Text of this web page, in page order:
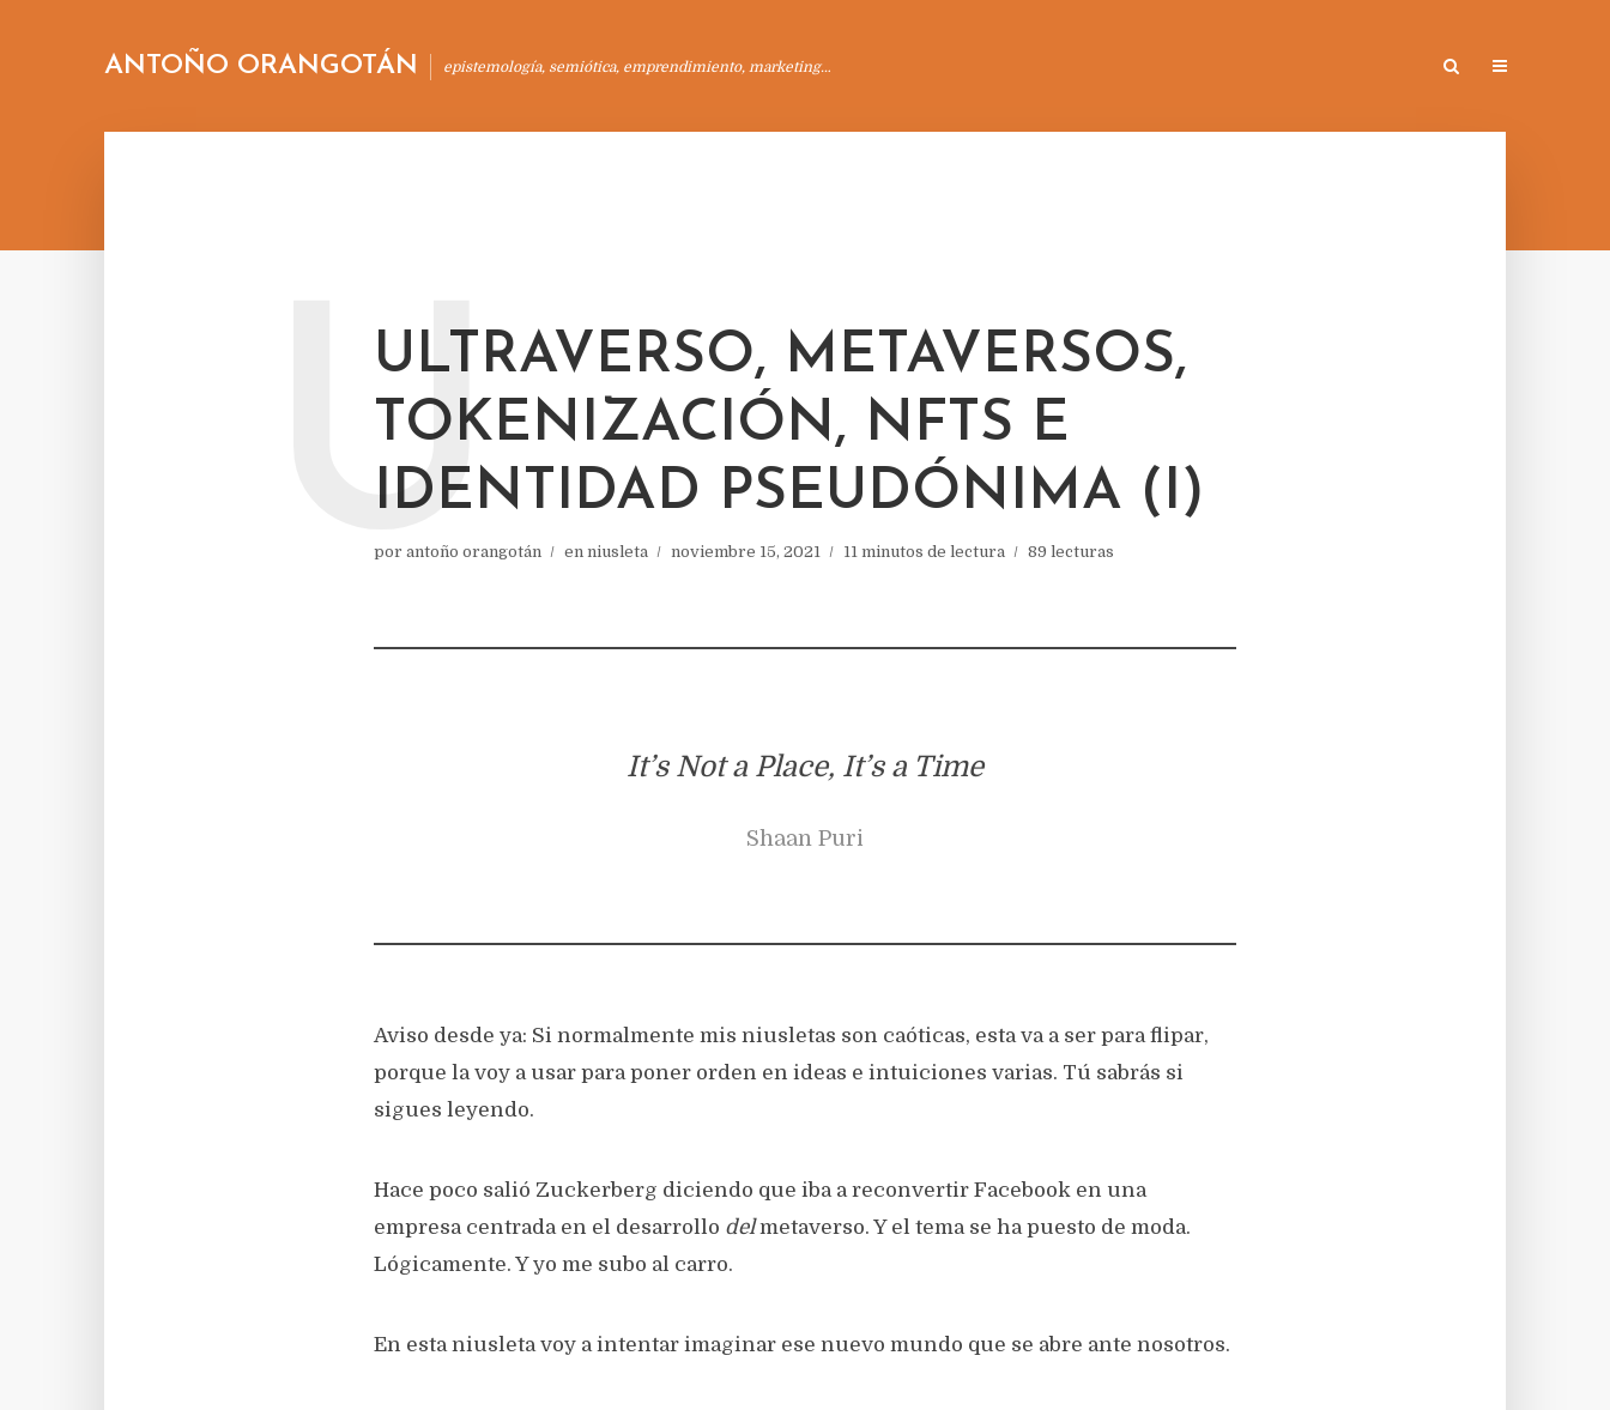
ANTOÑO ORANGOTÁN epistemología, semiótica, emprendimiento, marketing…
ULTRAVERSO, METAVERSOS,
TOKENIZACIÓN, NFTS E
IDENTIDAD PSEUDÓNIMA (I)
por antoño orangotán en niusleta noviembre 15, 2021 11 minutos de lectura 89 lecturas
U
It’s Not a Place, It’s a Time
Shaan Puri
Aviso desde ya: Si normalmente mis niusletas son caóticas, esta va a ser para flipar,
porque la voy a usar para poner orden en ideas e intuiciones varias. Tú sabrás si
sigues leyendo.
Hace poco salió Zuckerberg diciendo que iba a reconvertir Facebook en una
empresa centrada en el desarrollo delmetaverso. Y el tema se ha puesto de moda.
Lógicamente. Y yo me subo al carro.
En esta niusleta voy a intentar imaginar ese nuevo mundo que se abre ante nosotros.